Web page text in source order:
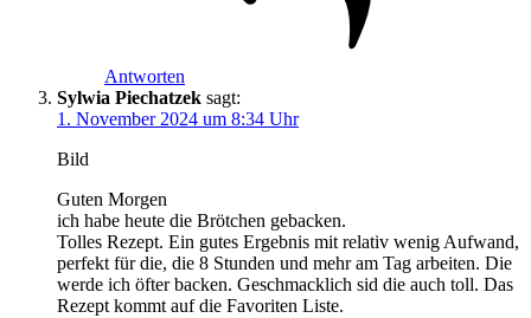
Antworten
Sylwia Piechatzek sagt:
1. November 2024 um 8:34 Uhr
Bild
Guten Morgen
ich habe heute die Brötchen gebacken.
Tolles Rezept. Ein gutes Ergebnis mit relativ wenig Aufwand,
perfekt für die, die 8 Stunden und mehr am Tag arbeiten. Die
werde ich öfter backen. Geschmacklich sid die auch toll. Das
Rezept kommt auf die Favoriten Liste.